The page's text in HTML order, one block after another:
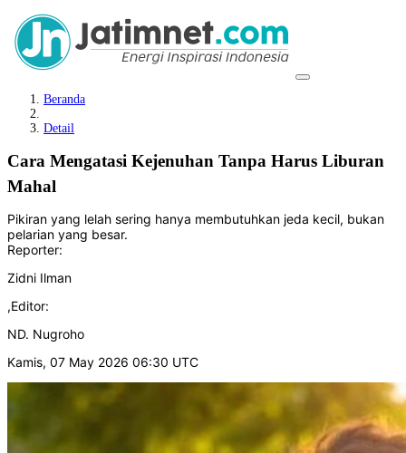
Beranda
Detail
Cara Mengatasi Kejenuhan Tanpa Harus Liburan
Mahal
Pikiran yang lelah sering hanya membutuhkan jeda kecil, bukan
pelarian yang besar.
Reporter:
Zidni Ilman
,Editor:
ND. Nugroho
Kamis, 07 May 2026 06:30 UTC